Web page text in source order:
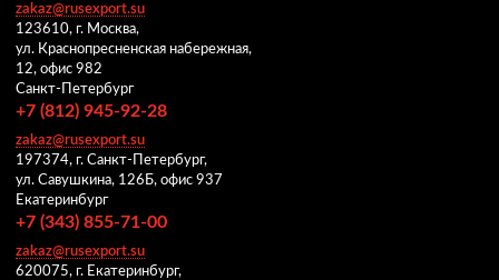
zakaz@rusexport.su
123610, г. Москва,
ул. Краснопресненская набережная,
12, офис 982
Санкт-Петербург
+7 (812) 945-92-28
zakaz@rusexport.su
197374, г. Санкт-Петербург,
ул. Савушкина, 126Б, офис 937
Екатеринбург
+7 (343) 855-71-00
zakaz@rusexport.su
620075, г. Екатеринбург,